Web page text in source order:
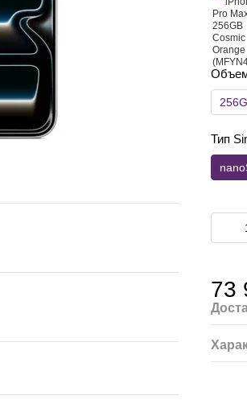
Тип
73